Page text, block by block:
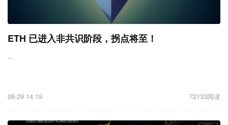
ETH 已进入非共识阶段，拐点将至！
...
06-29 14:19 72133阅读